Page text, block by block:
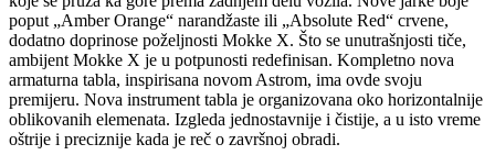
poput „Amber Orange“ narandžaste ili „Absolute Red“ crvene,
dodatno doprinose poželjnosti Mokke X. Što se unutrašnjosti tiče,
ambijent Mokke X je u potpunosti redefinisan. Kompletno nova
armaturna tabla, inspirisana novom Astrom, ima ovde svoju
premijeru. Nova instrument tabla je organizovana oko horizontalnije
oblikovanih elemenata. Izgleda jednostavnije i čistije, a u isto vreme
oštrije i preciznije kada je reč o završnoj obradi.